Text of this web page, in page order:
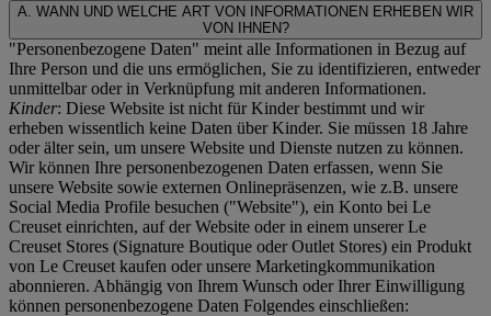
A. WANN UND WELCHE ART VON INFORMATIONEN ERHEBEN WIR
VON IHNEN?
"Personenbezogene Daten" meint alle Informationen in Bezug auf
Ihre Person und die uns ermöglichen, Sie zu identifizieren, entweder
unmittelbar oder in Verknüpfung mit anderen Informationen.
Kinder: Diese Website ist nicht für Kinder bestimmt und wir
erheben wissentlich keine Daten über Kinder. Sie müssen 18 Jahre
oder älter sein, um unsere Website und Dienste nutzen zu können.
Wir können Ihre personenbezogenen Daten erfassen, wenn Sie
unsere Website sowie externen Onlinepräsenzen, wie z.B. unsere
Social Media Profile besuchen ("Website"), ein Konto bei Le
Creuset einrichten, auf der Website oder in einem unserer Le
Creuset Stores (Signature Boutique oder Outlet Stores) ein Produkt
von Le Creuset kaufen oder unsere Marketingkommunikation
abonnieren. Abhängig von Ihrem Wunsch oder Ihrer Einwilligung
können personenbezogene Daten Folgendes einschließen: